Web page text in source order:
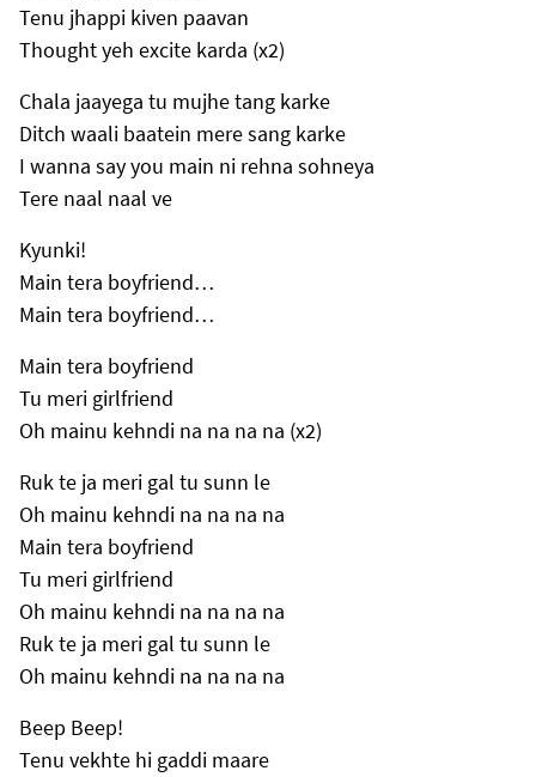
Tenu jhappi kiven paavan
Thought yeh excite karda (x2)
Chala jaayega tu mujhe tang karke
Ditch waali baatein mere sang karke
I wanna say you main ni rehna sohneya
Tere naal naal ve
Kyunki!
Main tera boyfriend…
Main tera boyfriend…
Main tera boyfriend
Tu meri girlfriend
Oh mainu kehndi na na na na (x2)
Ruk te ja meri gal tu sunn le
Oh mainu kehndi na na na na
Main tera boyfriend
Tu meri girlfriend
Oh mainu kehndi na na na na
Ruk te ja meri gal tu sunn le
Oh mainu kehndi na na na na
Beep Beep!
Tenu vekhte hi gaddi maare